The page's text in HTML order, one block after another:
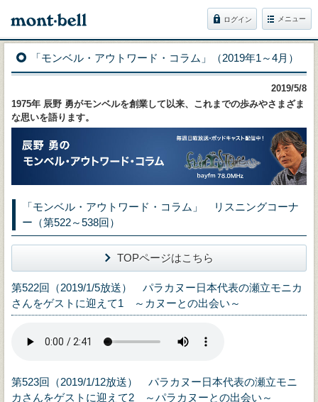
ログイン メニュー
「モンベル・アウトワード・コラム」（2019年1～4月）
2019/5/8
1975年 辰野 勇がモンベルを創業して以来、これまでの歩みやさまざま
な思いを語ります。
「モンベル・アウトワード・コラム」 リスニングコーナ
ー（第522～538回）
TOPページはこちら
第522回（2019/1/5放送） パラカヌー日本代表の瀬立モニカ
さんをゲストに迎えて1 ～カヌーとの出会い～
第523回（2019/1/12放送） パラカヌー日本代表の瀬立モニ
カさんをゲストに迎えて2 ～パラカヌーとの出会い～